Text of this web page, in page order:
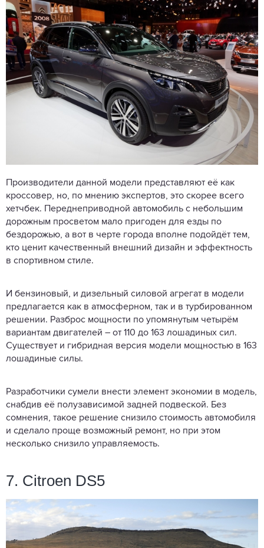
Производители данной модели представляют её как
кроссовер, но, по мнению экспертов, это скорее всего
хетчбек. Переднеприводной автомобиль с небольшим
дорожным просветом мало пригоден для езды по
бездорожью, а вот в черте города вполне подойдёт тем,
кто ценит качественный внешний дизайн и эффектность
в спортивном стиле.
И бензиновый, и дизельный силовой агрегат в модели
предлагается как в атмосферном, так и в турбированном
решении. Разброс мощности по упомянутым четырём
вариантам двигателей – от 110 до 163 лошадиных сил.
Существует и гибридная версия модели мощностью в 163
лошадиные силы.
Разработчики сумели внести элемент экономии в модель,
снабдив её полузависимой задней подвеской. Без
сомнения, такое решение снизило стоимость автомобиля
и сделало проще возможный ремонт, но при этом
несколько снизило управляемость.
7. Citroen DS5